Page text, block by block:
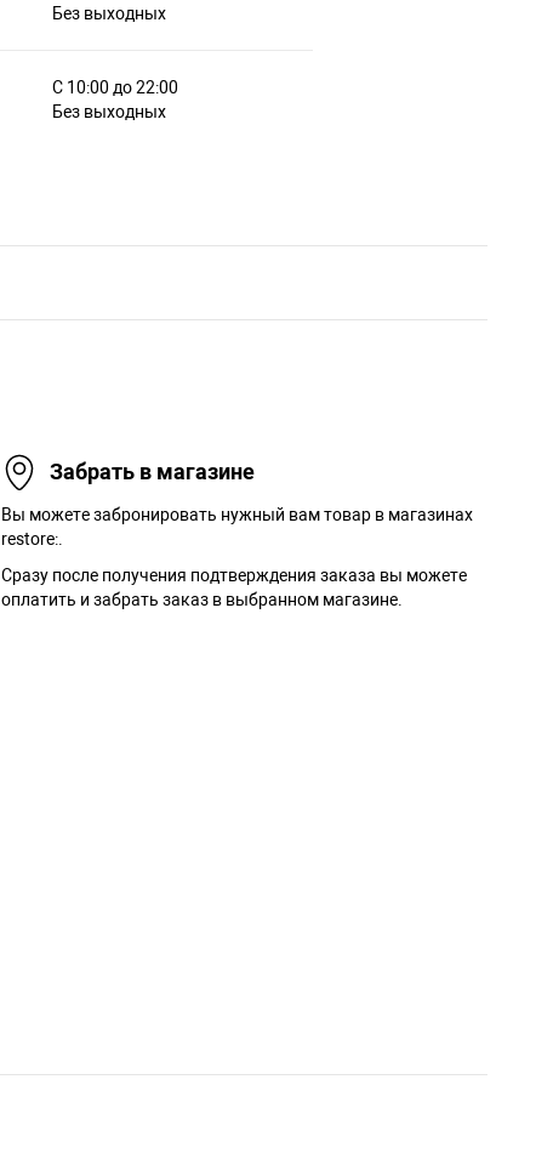
Без выходных
С 10:00 до 22:00
Без выходных
Забрать в магазине
Вы можете забронировать нужный вам товар в магазинах
restore:.
Сразу после получения подтверждения заказа вы можете
оплатить и забрать заказ в выбранном магазине.